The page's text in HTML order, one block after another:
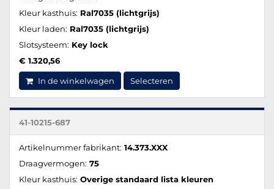
Kleur kasthuis: Ral7035 (lichtgrijs)
Kleur laden: Ral7035 (lichtgrijs)
Slotsysteem: Key lock
€ 1.320,56
In de winkelwagen Selecteren
41-10215-687
Artikelnummer fabrikant: 14.373.XXX
Draagvermogen: 75
Kleur kasthuis: Overige standaard lista kleuren